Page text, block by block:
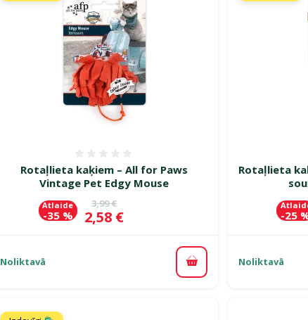
Rotaļlieta kaķiem – All for Paws
Vintage Pet Edgy Mouse
Oriģinālā cena
3,99 €
Cena
2,58 €
Atlaide
-35 %
Noliktavā Pievienot grozam
Rotaļlieta
-25
Noliktavā